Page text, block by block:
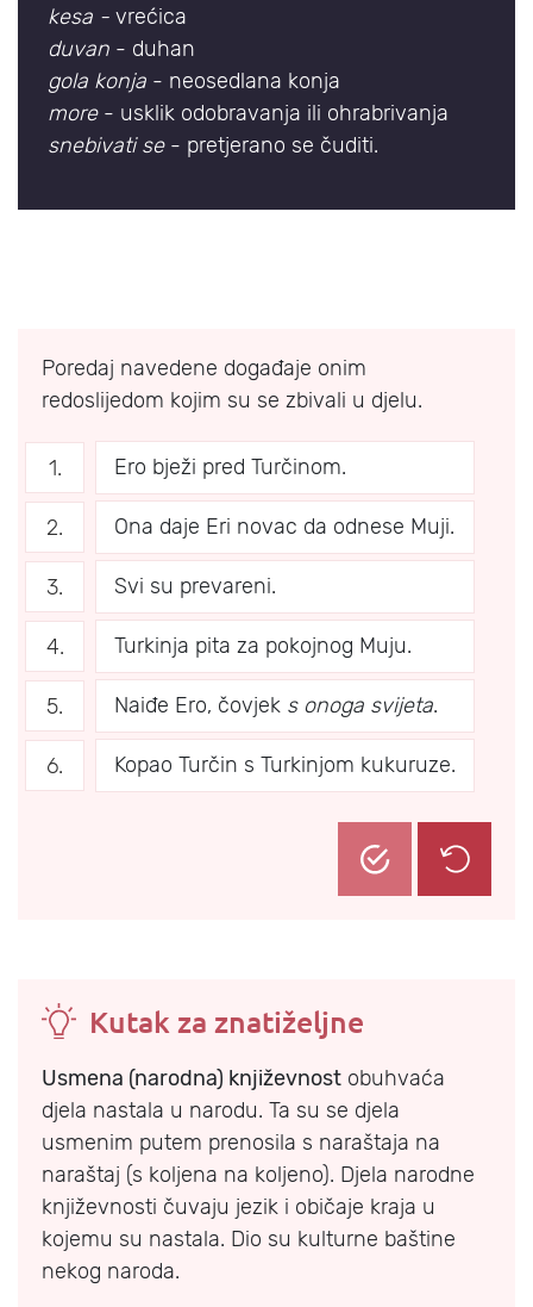
kesa - vrećica
duvan - duhan
gola konja - neosedlana konja
more - usklik odobravanja ili ohrabrivanja
snebivati se - pretjerano se čuditi.
Poredaj navedene događaje onim
redoslijedom kojim su se zbivali u djelu.
Ero bježi pred Turčinom.
Ona daje Eri novac da odnese Muji.
Svi su prevareni.
Turkinja pita za pokojnog Muju.
Naiđe Ero, čovjek s onoga svijeta.
Kopao Turčin s Turkinjom kukuruze.
Kutak za znatiželjne
Usmena (narodna) književnost obuhvaća
djela nastala u narodu. Ta su se djela
usmenim putem prenosila s naraštaja na
naraštaj (s koljena na koljeno). Djela narodne
književnosti čuvaju jezik i običaje kraja u
kojemu su nastala. Dio su kulturne baštine
nekog naroda.